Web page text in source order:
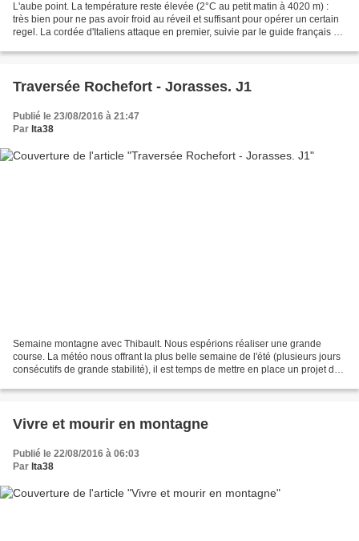
L'aube point. La température reste élevée (2°C au petit matin à 4020 m) :
très bien pour ne pas avoir froid au réveil et suffisant pour opérer un certain
regel. La cordée d'Italiens attaque en premier, suivie par le guide français et
Traversée Rochefort - Jorasses. J1
Publié le 23/08/2016 à 21:47
Par lta38
Semaine montagne avec Thibault. Nous espérions réaliser une grande
course. La météo nous offrant la plus belle semaine de l'été (plusieurs jours
consécutifs de grande stabilité), il est temps de mettre en place un projet de
Vivre et mourir en montagne
Publié le 22/08/2016 à 06:03
Par lta38